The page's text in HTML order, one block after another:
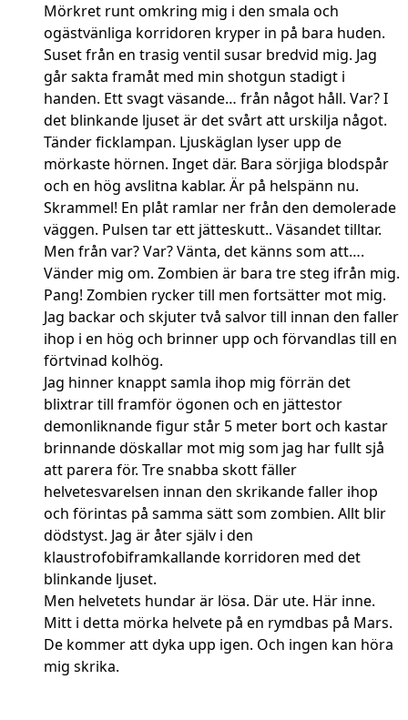
Mörkret runt omkring mig i den smala och
ogästvänliga korridoren kryper in på bara huden.
Suset från en trasig ventil susar bredvid mig. Jag
går sakta framåt med min shotgun stadigt i
handen. Ett svagt väsande… från något håll. Var? I
det blinkande ljuset är det svårt att urskilja något.
Tänder ficklampan. Ljuskäglan lyser upp de
mörkaste hörnen. Inget där. Bara sörjiga blodspår
och en hög avslitna kablar. Är på helspänn nu.
Skrammel! En plåt ramlar ner från den demolerade
väggen. Pulsen tar ett jätteskutt.. Väsandet tilltar.
Men från var? Var? Vänta, det känns som att….
Vänder mig om. Zombien är bara tre steg ifrån mig.
Pang! Zombien rycker till men fortsätter mot mig.
Jag backar och skjuter två salvor till innan den faller
ihop i en hög och brinner upp och förvandlas till en
förtvinad kolhög.
Jag hinner knappt samla ihop mig förrän det
blixtrar till framför ögonen och en jättestor
demonliknande figur står 5 meter bort och kastar
brinnande döskallar mot mig som jag har fullt sjå
att parera för. Tre snabba skott fäller
helvetesvarelsen innan den skrikande faller ihop
och förintas på samma sätt som zombien. Allt blir
dödstyst. Jag är åter själv i den
klaustrofobiframkallande korridoren med det
blinkande ljuset.
Men helvetets hundar är lösa. Där ute. Här inne.
Mitt i detta mörka helvete på en rymdbas på Mars.
De kommer att dyka upp igen. Och ingen kan höra
mig skrika.